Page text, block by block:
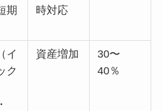
期
時対応
イ
ク
資産増加
30〜
40％